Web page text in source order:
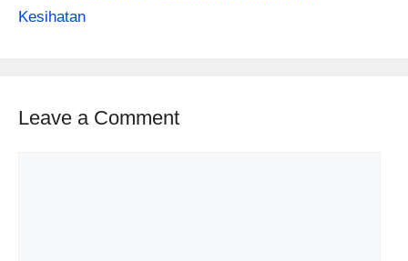
Kesihatan
Leave a Comment